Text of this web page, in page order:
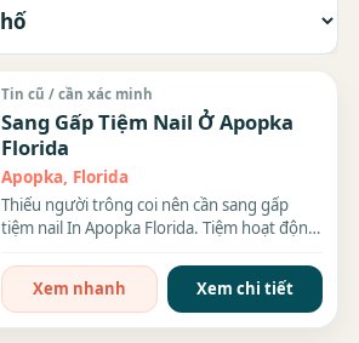
Tin cũ / cần xác minh
Sang Gấp Tiệm Nail Ở Apopka
Florida
Apopka, Florida
Thiếu người trông coi nên cần sang gấp
tiệm nail In Apopka Florida. Tiệm hoạt động
Xem nhanh
Xem chi tiết